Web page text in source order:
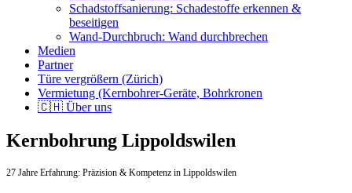
Schadstoffsanierung: Schadestoffe erkennen &
beseitigen
Wand-Durchbruch: Wand durchbrechen
Medien
Partner
Türe vergrößern (Zürich)
Vermietung (Kernbohrer-Geräte, Bohrkronen
🇨🇭 Über uns
Kernbohrung Lippoldswilen
27 Jahre Erfahrung: Präzision & Kompetenz in Lippoldswilen